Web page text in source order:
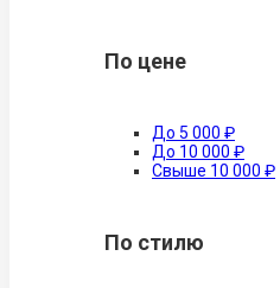
По цене
До 5 000 ₽
До 10 000 ₽
Свыше 10 000 ₽
По стилю